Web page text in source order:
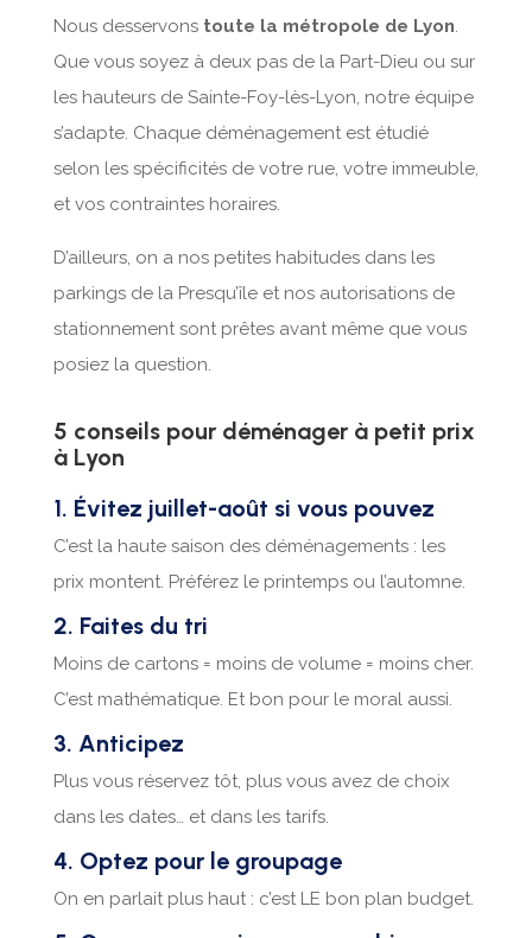
Nous desservons toute la métropole de Lyon.
Que vous soyez à deux pas de la Part-Dieu ou sur
les hauteurs de Sainte-Foy-lès-Lyon, notre équipe
s’adapte. Chaque déménagement est étudié
selon les spécificités de votre rue, votre immeuble,
et vos contraintes horaires.
D’ailleurs, on a nos petites habitudes dans les
parkings de la Presqu’île et nos autorisations de
stationnement sont prêtes avant même que vous
posiez la question.
5 conseils pour déménager à petit prix
à Lyon
1. Évitez juillet-août si vous pouvez
C’est la haute saison des déménagements : les
prix montent. Préférez le printemps ou l’automne.
2. Faites du tri
Moins de cartons = moins de volume = moins cher.
C’est mathématique. Et bon pour le moral aussi.
3. Anticipez
Plus vous réservez tôt, plus vous avez de choix
dans les dates… et dans les tarifs.
4. Optez pour le groupage
On en parlait plus haut : c’est LE bon plan budget.